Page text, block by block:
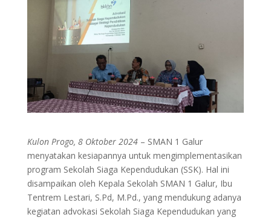
Kulon Progo, 8 Oktober 2024– SMAN 1 Galur
menyatakan kesiapannya untuk mengimplementasikan
program Sekolah Siaga Kependudukan (SSK). Hal ini
disampaikan oleh Kepala Sekolah SMAN 1 Galur, Ibu
Tentrem Lestari, S.Pd, M.Pd., yang mendukung adanya
kegiatan advokasi Sekolah Siaga Kependudukan yang